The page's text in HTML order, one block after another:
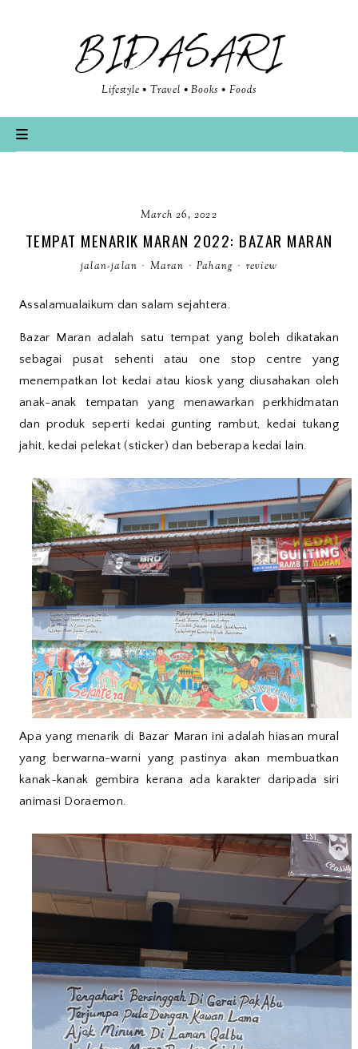
BIDASARI
Lifestyle • Travel • Books • Foods
March 26, 2022
TEMPAT MENARIK MARAN 2022: BAZAR MARAN
jalan-jalan · Maran · Pahang · review
Assalamualaikum dan salam sejahtera.
Bazar Maran adalah satu tempat yang boleh dikatakan
sebagai pusat sehenti atau one stop centre yang
menempatkan lot kedai atau kiosk yang diusahakan oleh
anak-anak tempatan yang menawarkan perkhidmatan
dan produk seperti kedai gunting rambut, kedai tukang
jahit, kedai pelekat (sticker) dan beberapa kedai lain.
Apa yang menarik di Bazar Maran ini adalah hiasan mural
yang berwarna-warni yang pastinya akan membuatkan
kanak-kanak gembira kerana ada karakter daripada siri
animasi Doraemon.